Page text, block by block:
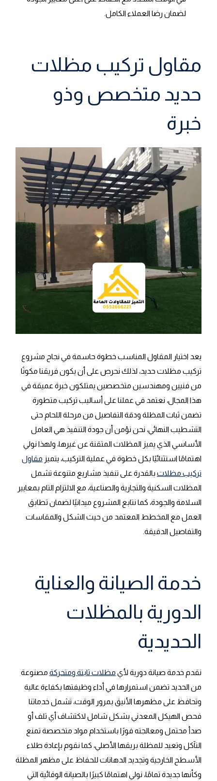
لضمان رضا العملاء الكامل.
مقاول تركيب مظلات
حديد متخصص وذو
خبرة
يعد اختيار المقاول المناسب خطوة حاسمة في نجاح مشروع
تركيب مظلات حديد، لذلك نحرص على أن يكون فريقنا مكونًا
من فنيين ومهندسين متخصصين يمتلكون خبرة عميقة في
هذا المجال، نعتمد في عملنا على أساليب تركيب متطورة
تضمن ثبات المظلة ودقة التفاصيل من مرحلة اللحام حتى
التشطيب النهائي، نحن نؤمن أن جودة التنفيذ هي العامل
الأساسي الذي يميز المظلات المتقنة عن غيرها، ولهذا نولي
اهتمامًا استثنائيًا بكل خطوة في عملية التركيب، يتميز مقاول
تركيب مظلات بالقدرة على تنفيذ مشاريع متنوعة تشمل
المظلات السكنية والتجارية والصناعية، مع الالتزام التام بمعايير
السلامة والجودة، كما نتابع المشروع ميدانيًا لضمان تطابق
العمل مع المخطط المعتمد من حيث الشكل والمقاسات
والتفاصيل الدقيقة.
خدمة الصيانة والعناية
الدورية بالمظلات
الحديدية
نقدم خدمة صيانة دورية لأي مظلات ثابتة ومتحركة مصنوعة
من الحديد تضمن استمرارها في أداء وظيفتها بكفاءة عالية
وتحافظ على مظهرها الأنيق بمرور الوقت، تشمل خدماتنا
فحص الهيكل المعدني بشكل شامل لاكتشاف أي تلف أو
صدأ محتمل ومعالجته فورًا باستخدام مواد متخصصة تمنع
التآكل وتعيد للمظلة بريقها الأصلي، كما نقوم بإعادة طلاء
الأسطح الخارجية وتجديد الدهانات للحفاظ على مظهر المظلة
وكأنها جديدة تمامًا، نولي اهتمامًا كبيرًا بالصيانة الوقائية التي